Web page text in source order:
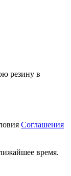
резину в
Соглашения
время.